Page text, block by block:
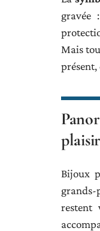
gravée
Mais
présent,
plaisir
Bijoux
restent